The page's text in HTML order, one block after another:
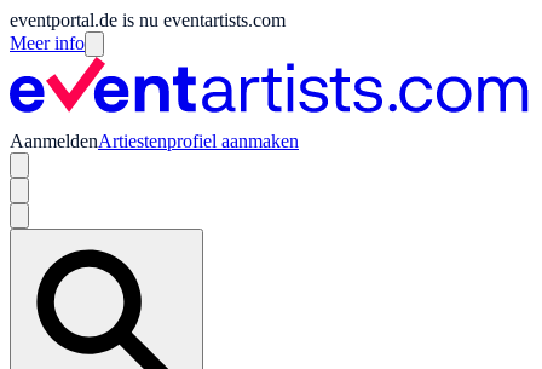
eventportal.de is nu eventartists.com
Meer info
AanmeldenArtiestenprofiel aanmaken